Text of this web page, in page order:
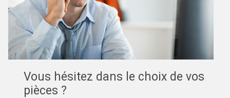
Vous hésitez dans le choix de vos
pièces ?